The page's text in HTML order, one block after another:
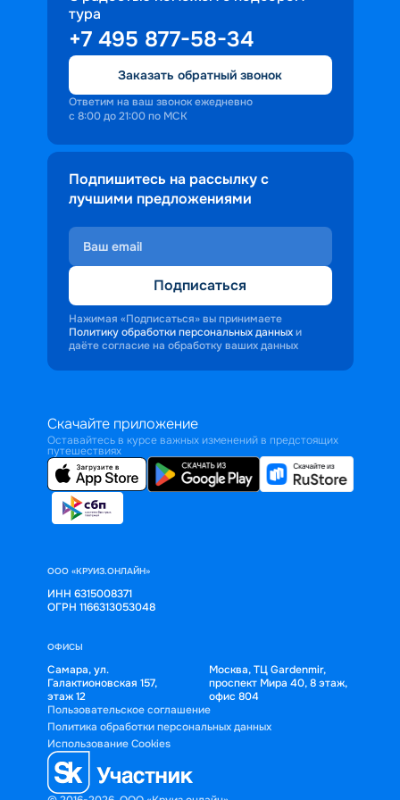
доброжелательность и заинтересованность
персонала корабля в каждом госте.
Ступая на борт теплохода, пассажиры
попадают в совершенно иную атмосферу,
где властвует тяга к приключениям и
открытиям.
тура
+7 495 877-58-34
Заказать обратный звонок
Ответим на ваш звонок ежедневно
с 8:00 до 21:00 по МСК
Подпишитесь на рассылку с
лучшими предложениями
Подписаться
Нажимая «Подписаться» вы принимаете
Политику обработки персональных данных и
даёте согласие на обработку ваших данных
Скачайте приложение
Оставайтесь в курсе важных изменений в предстоящих
путешествиях
ООО «КРУИЗ.ОНЛАЙН»
ИНН 6315008371
ОГРН 1166313053048
ОФИСЫ
Самара, ул.
Галактионовская 157,
этаж 12
Москва, ТЦ Gardenmir,
проспект Мира 40, 8 этаж,
офис 804
Пользовательское соглашение
Политика обработки персональных данных
Использование Cookies